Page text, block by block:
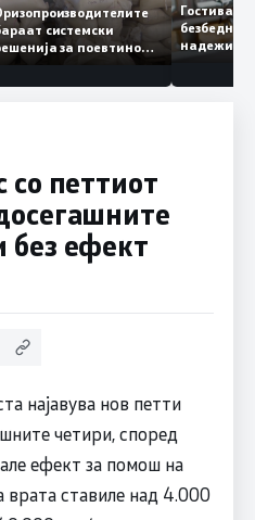
Оризопроизводителите
бараат системски
решенија за поевтино
производство
со петтиот
без ефект
најавува нов петти
четири, според
ефект за помош на
ставиле над 4.000